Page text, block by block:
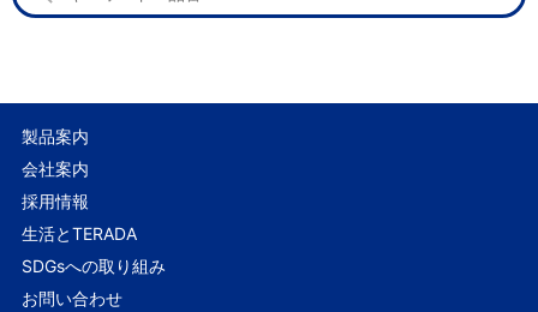
製品案内
会社案内
採用情報
生活とTERADA
SDGsへの取り組み
お問い合わせ